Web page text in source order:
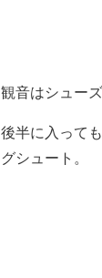
観音はシュー
後半に入って
グシュート。